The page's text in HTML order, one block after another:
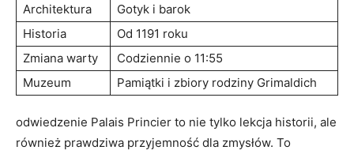
Architektura
Gotyk i barok
Historia
Od 1191 roku
Zmiana warty
Codziennie o 11:55
Muzeum
Pamiątki i zbiory rodziny⁤ Grimaldich
odwiedzenie Palais ‍Princier to nie tylko lekcja historii,⁢ ale
również prawdziwa przyjemność‌ dla zmysłów. ​To